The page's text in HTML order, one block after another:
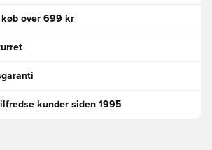
køb over 699 kr
kunder siden 1995